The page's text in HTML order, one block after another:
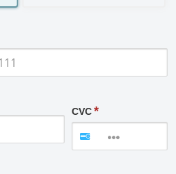
CVC